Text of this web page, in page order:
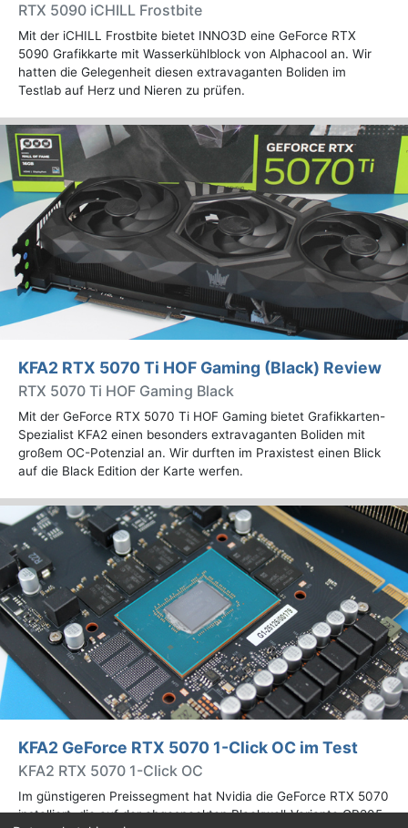
RTX 5090 iCHILL Frostbite
Mit der iCHILL Frostbite bietet INNO3D eine GeForce RTX
5090 Grafikkarte mit Wasserkühlblock von Alphacool an. Wir
hatten die Gelegenheit diesen extravaganten Boliden im
Testlab auf Herz und Nieren zu prüfen.
KFA2 RTX 5070 Ti HOF Gaming (Black) Review
RTX 5070 Ti HOF Gaming Black
Mit der GeForce RTX 5070 Ti HOF Gaming bietet Grafikkarten-
Spezialist KFA2 einen besonders extravaganten Boliden mit
großem OC-Potenzial an. Wir durften im Praxistest einen Blick
auf die Black Edition der Karte werfen.
KFA2 GeForce RTX 5070 1-Click OC im Test
KFA2 RTX 5070 1-Click OC
Im günstigeren Preissegment hat Nvidia die GeForce RTX 5070
installiert, die auf der abgespeckten Blackwell-Variante GB205